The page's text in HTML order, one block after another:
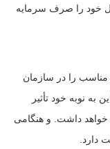
خود را صرف سرمایه
مناسب را در سازمان
نوبه خود تأثیر
خواهد داشت. و هنگامی
دارد.